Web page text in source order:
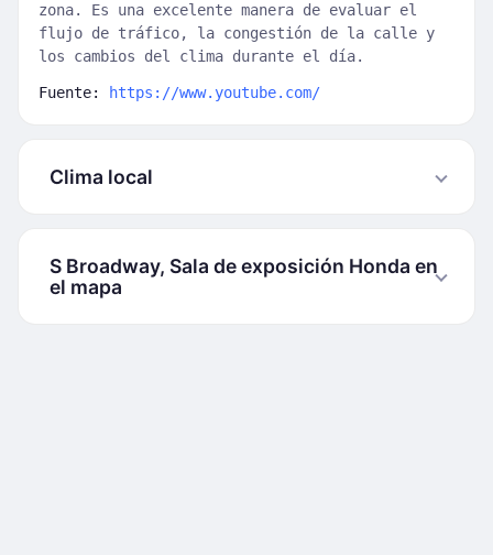
zona. Es una excelente manera de evaluar el
flujo de tráfico, la congestión de la calle y
los cambios del clima durante el día.
Fuente: https://www.youtube.com/
Clima local
S Broadway, Sala de exposición Honda en
el mapa